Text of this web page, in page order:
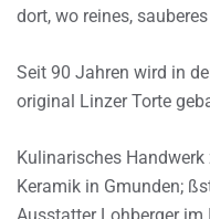
dort, wo reines,
Seit 90 Jahren wird in
original Linzer Torte
Kulinarisches
Keramik in Gmunden;